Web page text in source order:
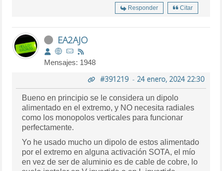
Responder Citar
EA2AJO
Mensajes: 1948
#391219- 24 enero, 2024 22:30
Bueno en principio se le considera un dipolo
alimentado en el extremo, y NO necesita radiales
como los monopolos verticales para funcionar
perfectamente.
Yo he usado mucho un dipolo de estos alimentado
por el extremo en alguna activación SOTA, el mío
en vez de ser de aluminio es de cable de cobre, lo